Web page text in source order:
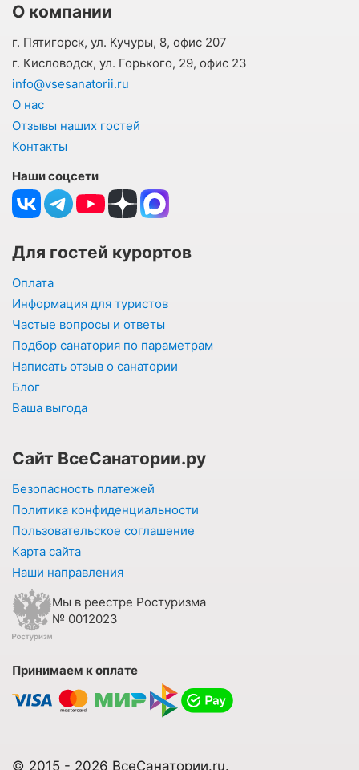
О компании
г. Пятигорск, ул. Кучуры, 8, офис 207
г. Кисловодск, ул. Горького, 29, офис 23
info@vsesanatorii.ru
О нас
Отзывы наших гостей
Контакты
Наши соцсети
Для гостей курортов
Оплата
Информация для туристов
Частые вопросы и ответы
Подбор санатория по параметрам
Написать отзыв о санатории
Блог
Ваша выгода
Сайт ВсеСанатории.ру
Безопасность платежей
Политика конфиденциальности
Пользовательское соглашение
Карта сайта
Наши направления
Мы в реестре Ростуризма
№ 0012023
Принимаем к оплате
© 2015 - 2026 ВсеСанатории.ru.